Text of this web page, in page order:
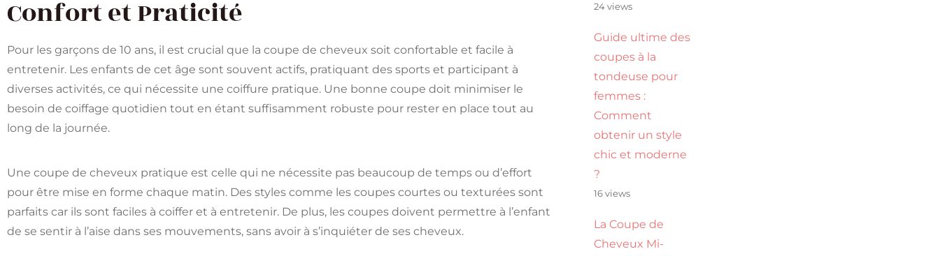
Confort et Praticité
Pour les garçons de 10 ans, il est crucial que la coupe de cheveux soit confortable et facile à
entretenir. Les enfants de cet âge sont souvent actifs, pratiquant des sports et participant à
diverses activités, ce qui nécessite une coiffure pratique. Une bonne coupe doit minimiser le
besoin de coiffage quotidien tout en étant suffisamment robuste pour rester en place tout au
long de la journée.
Une coupe de cheveux pratique est celle qui ne nécessite pas beaucoup de temps ou d’effort
pour être mise en forme chaque matin. Des styles comme les coupes courtes ou texturées sont
parfaits car ils sont faciles à coiffer et à entretenir. De plus, les coupes doivent permettre à l’enfant
de se sentir à l’aise dans ses mouvements, sans avoir à s’inquiéter de ses cheveux.
24 views
Guide ultime des
coupes à la
tondeuse pour
femmes :
Comment
obtenir un style
chic et moderne
?
16 views
La Coupe de
Cheveux Mi-